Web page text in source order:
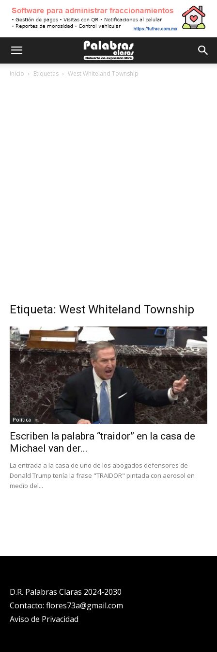
Inicio Etiquetas West Whiteland Township
Etiqueta: West Whiteland Township
Política
Escriben la palabra “traidor” en la casa de
Michael van der...
La entrada a la casa de uno de los abogados defensores de
Donald Trump tenía la frase "TRAIDOR" pintada con aerosol en
medio del...
D.R. Palabras Claras 2024-2030
Contacto: flores73a@gmail.com
Aviso de Privacidad